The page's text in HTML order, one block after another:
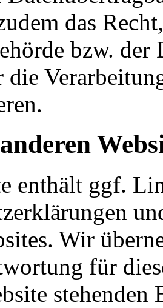
das
bzw.
enthält ggf.
Wir
für